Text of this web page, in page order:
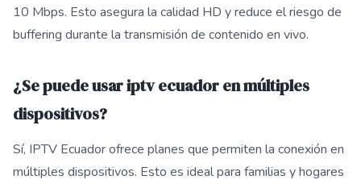
10 Mbps. Esto asegura la calidad HD y reduce el riesgo de
buffering durante la transmisión de contenido en vivo.
¿Se puede usar iptv ecuador en múltiples
dispositivos?
Sí, IPTV Ecuador ofrece planes que permiten la conexión en
múltiples dispositivos. Esto es ideal para familias y hogares